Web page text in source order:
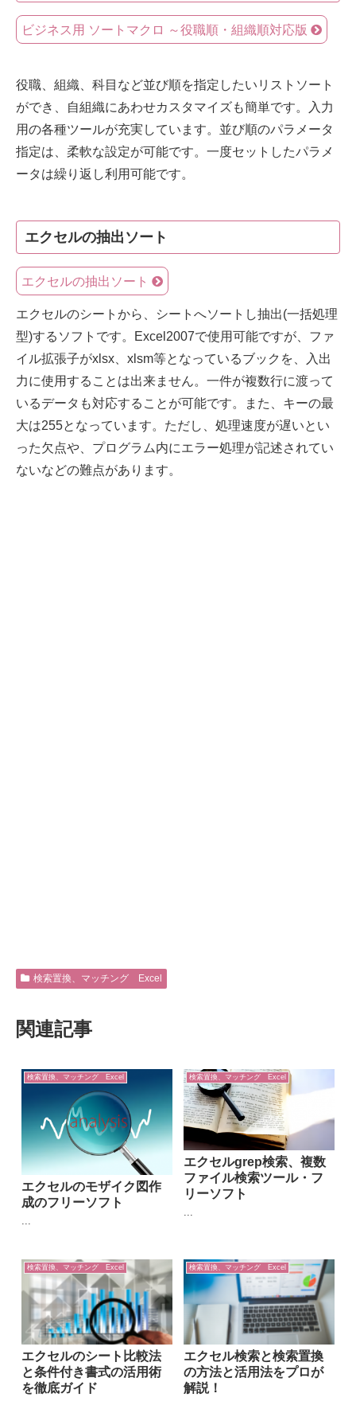
ビジネス用 ソートマクロ ～役職順・組織順対応版
役職、組織、科目など並び順を指定したいリストソート
ができ、自組織にあわせカスタマイズも簡単です。入力
用の各種ツールが充実しています。並び順のパラメータ
指定は、柔軟な設定が可能です。一度セットしたパラメ
ータは繰り返し利用可能です。
エクセルの抽出ソート
エクセルの抽出ソート
エクセルのシートから、シートへソートし抽出(一括処理
型)するソフトです。Excel2007で使用可能ですが、ファ
イル拡張子がxlsx、xlsm等となっているブックを、入出
力に使用することは出来ません。一件が複数行に渡って
いるデータも対応することが可能です。また、キーの最
大は255となっています。ただし、処理速度が遅いとい
った欠点や、プログラム内にエラー処理が記述されてい
ないなどの難点があります。
検索置換、マッチング Excel
関連記事
検索置換、マッチング Excel
エクセルのモザイク図作
成のフリーソフト
...
検索置換、マッチング Excel
エクセルgrep検索、複数
ファイル検索ツール・フ
リーソフト
...
検索置換、マッチング Excel
エクセルのシート比較法
と条件付き書式の活用術
を徹底ガイド
検索置換、マッチング Excel
エクセル検索と検索置換
の方法と活用法をプロが
解説！